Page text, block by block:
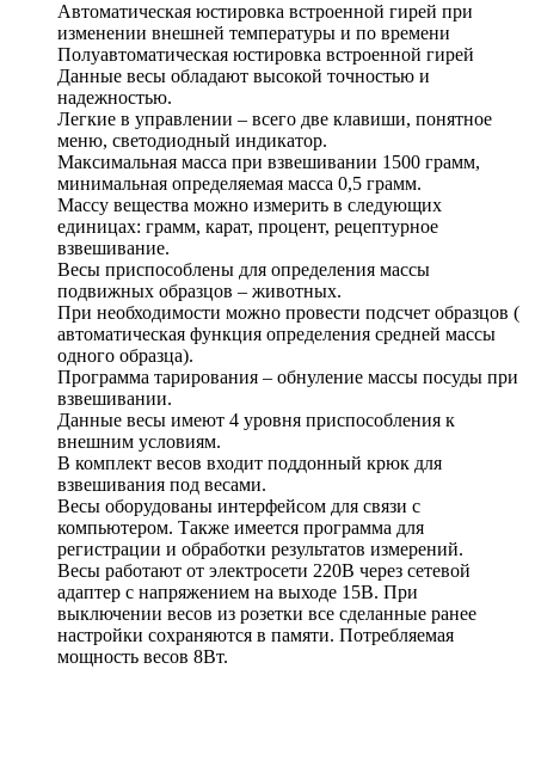
Автоматическая юстировка встроенной гирей при
изменении внешней температуры и по времени
Полуавтоматическая юстировка встроенной гирей
Данные весы обладают высокой точностью и
надежностью.
Легкие в управлении – всего две клавиши, понятное
меню, светодиодный индикатор.
Максимальная масса при взвешивании 1500 грамм,
минимальная определяемая масса 0,5 грамм.
Массу вещества можно измерить в следующих
единицах: грамм, карат, процент, рецептурное
взвешивание.
Весы приспособлены для определения массы
подвижных образцов – животных.
При необходимости можно провести подсчет образцов (
автоматическая функция определения средней массы
одного образца).
Программа тарирования – обнуление массы посуды при
взвешивании.
Данные весы имеют 4 уровня приспособления к
внешним условиям.
В комплект весов входит поддонный крюк для
взвешивания под весами.
Весы оборудованы интерфейсом для связи с
компьютером. Также имеется программа для
регистрации и обработки результатов измерений.
Весы работают от электросети 220В через сетевой
адаптер с напряжением на выходе 15В. При
выключении весов из розетки все сделанные ранее
настройки сохраняются в памяти. Потребляемая
мощность весов 8Вт.